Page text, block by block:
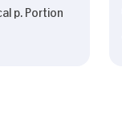
p. Portion